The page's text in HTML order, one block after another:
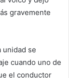
gravemente
unidad se
cuando uno de
el conductor